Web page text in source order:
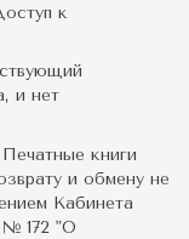
к
и нет
книги
и обмену не
Кабинета
№ 172 "О